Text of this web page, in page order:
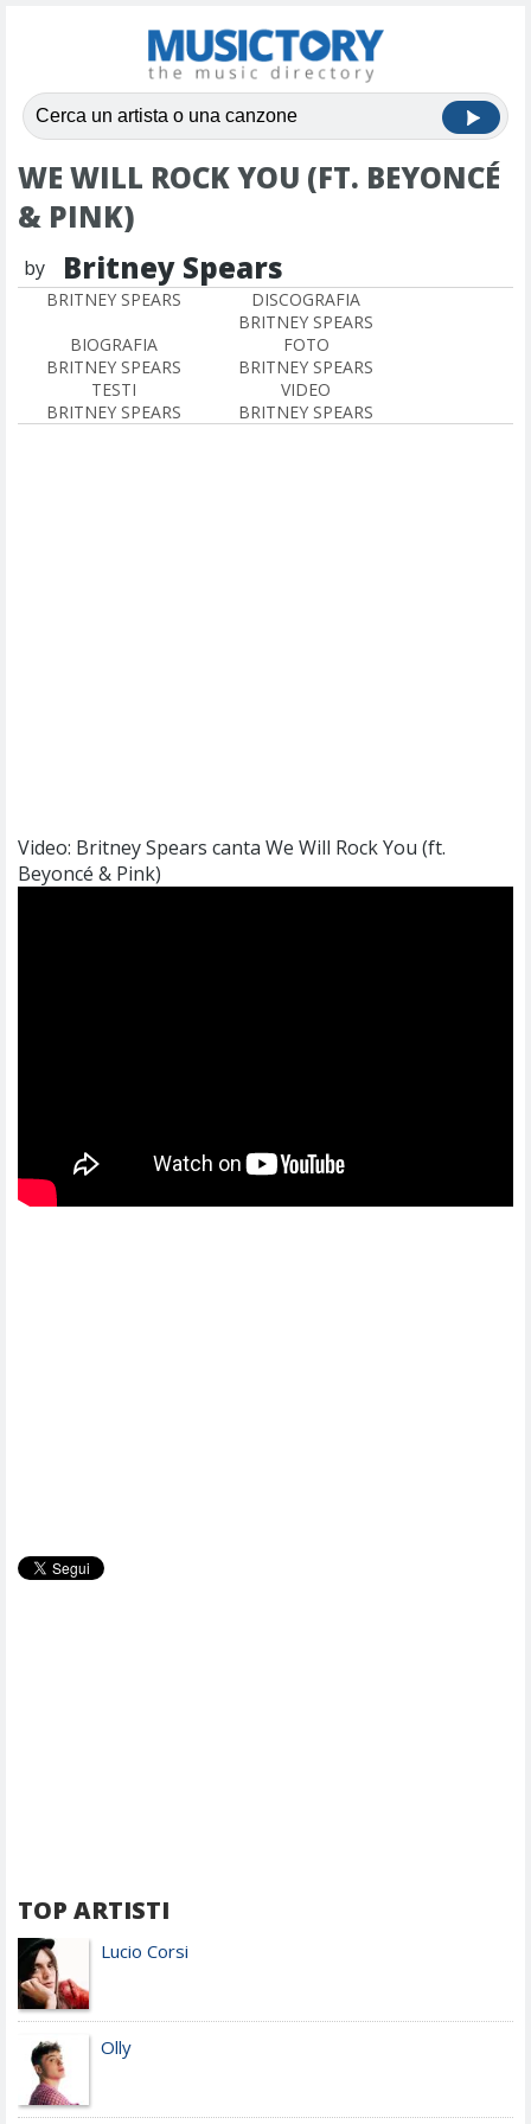
WE WILL ROCK YOU (FT. BEYONCÉ
& PINK)
by Britney Spears
BRITNEY SPEARS
DISCOGRAFIA
BRITNEY SPEARS
BIOGRAFIA
BRITNEY SPEARS
FOTO
BRITNEY SPEARS
TESTI
BRITNEY SPEARS
VIDEO
BRITNEY SPEARS
Video: Britney Spears canta We Will Rock You (ft.
Beyoncé & Pink)
TOP ARTISTI
Lucio Corsi
Olly